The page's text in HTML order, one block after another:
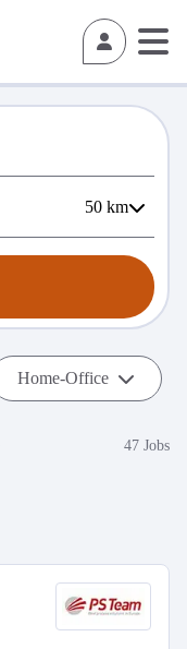
50 km
Home-Office
47 Jobs